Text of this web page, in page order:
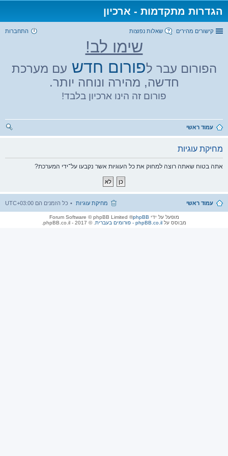
הגדרות מתקדמות - ארכיון
קישורים מהירים שאלות נפוצות התחברות
שימו לב!
הפורום עבר לפורום חדש עם מערכת
חדשה, מהירה ונוחה יותר.
פורום זה הינו ארכיון בלבד!
עמוד ראשי
מחיקת עוגיות
אתה בטוח שאתה רוצה למחוק את כל העוגיות אשר נקבעו על־ידי המערכת?
עמוד ראשי כל הזמנים הם UTC+03:00 מחיקת עוגיות
מופעל על ידי phpBB
® Forum Software © phpBB Limited
מבוסס על phpBB.co.il - פורומים בעברית . © 2017 - phpBB.co.il.